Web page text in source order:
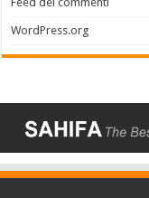
WordPress.org